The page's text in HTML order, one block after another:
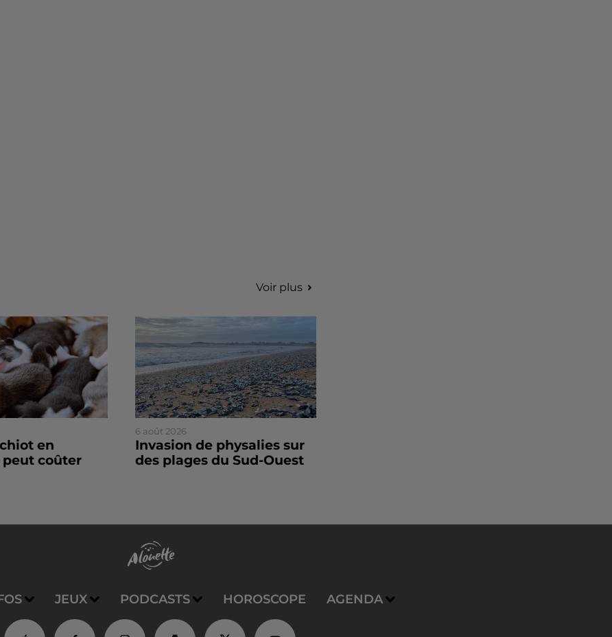
Voir plus
en
coûter
6 août 2026
Invasion de physalies sur
des plages du Sud-Ouest
JEUX PODCASTS HOROSCOPE AGENDA